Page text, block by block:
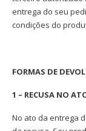
entrega do seu
condições do
FORMAS DE
1 – RECUSA NO
No ato da entrega